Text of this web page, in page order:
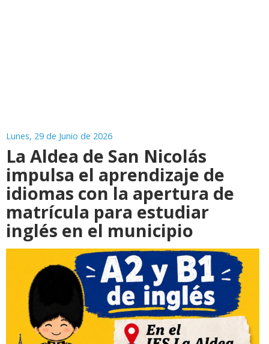
Lunes, 29 de Junio de 2026
La Aldea de San Nicolás
impulsa el aprendizaje de
idiomas con la apertura de
matrícula para estudiar
inglés en el municipio